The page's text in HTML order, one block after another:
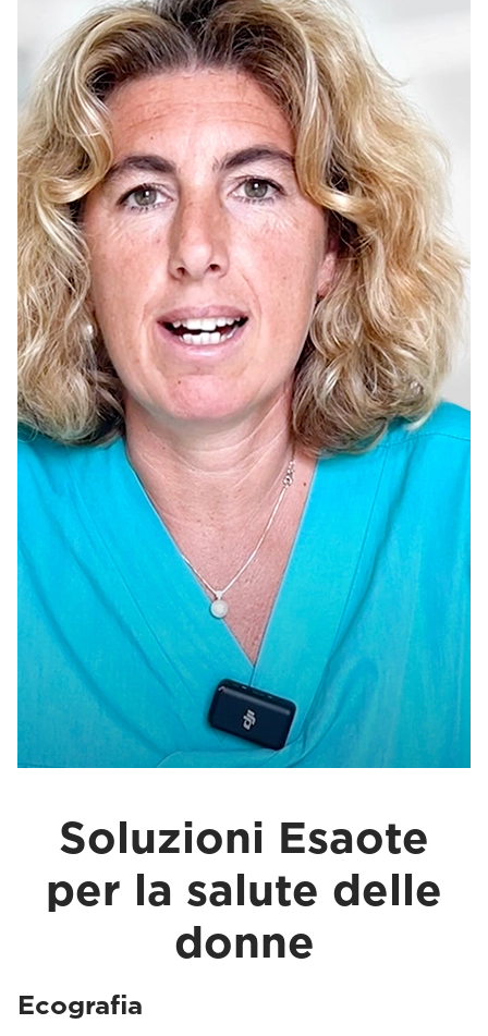
Soluzioni Esaote
per la salute delle
donne
Ecografia